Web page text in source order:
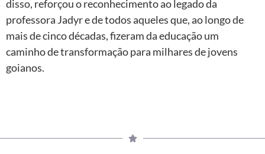
disso, reforçou o reconhecimento ao legado da
professora Jadyr e de todos aqueles que, ao longo de
mais de cinco décadas, fizeram da educação um
caminho de transformação para milhares de jovens
goianos.